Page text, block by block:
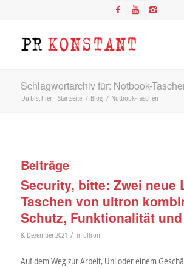
Schlagwortarchiv für: Notbook-
Du bist hier: Startseite / Blog / Notbook-Taschen
Beiträge
Security, bitte: Zwei neue
Taschen von ultron
Schutz, Funktionalität
8. Dezember 2021 / in ultron
Auf dem Weg zur Arbeit, Uni oder einem